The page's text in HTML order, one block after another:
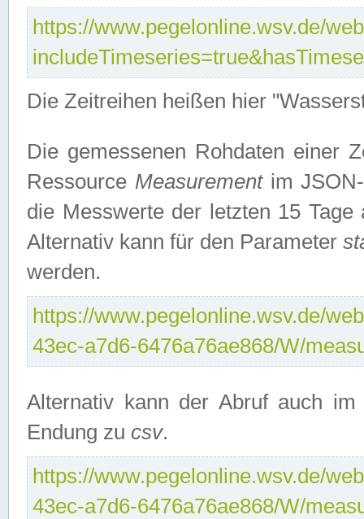
https://www.pegelonline.wsv.de/
Die Zeitreihen heißen hier
Die gemessenen Rohdaten einer
Ressource Measurementim JSON-
die Messwerte der letzten 15
Alternativ kann für den Parameter
werden.
https://www.pegelonline.wsv.de/
43ec-a7d6-6476a76ae868/W/
Alternativ kann der Abruf auch
Endung zu csv.
https://www.pegelonline.wsv.de/
43ec-a7d6-6476a76ae868/W/